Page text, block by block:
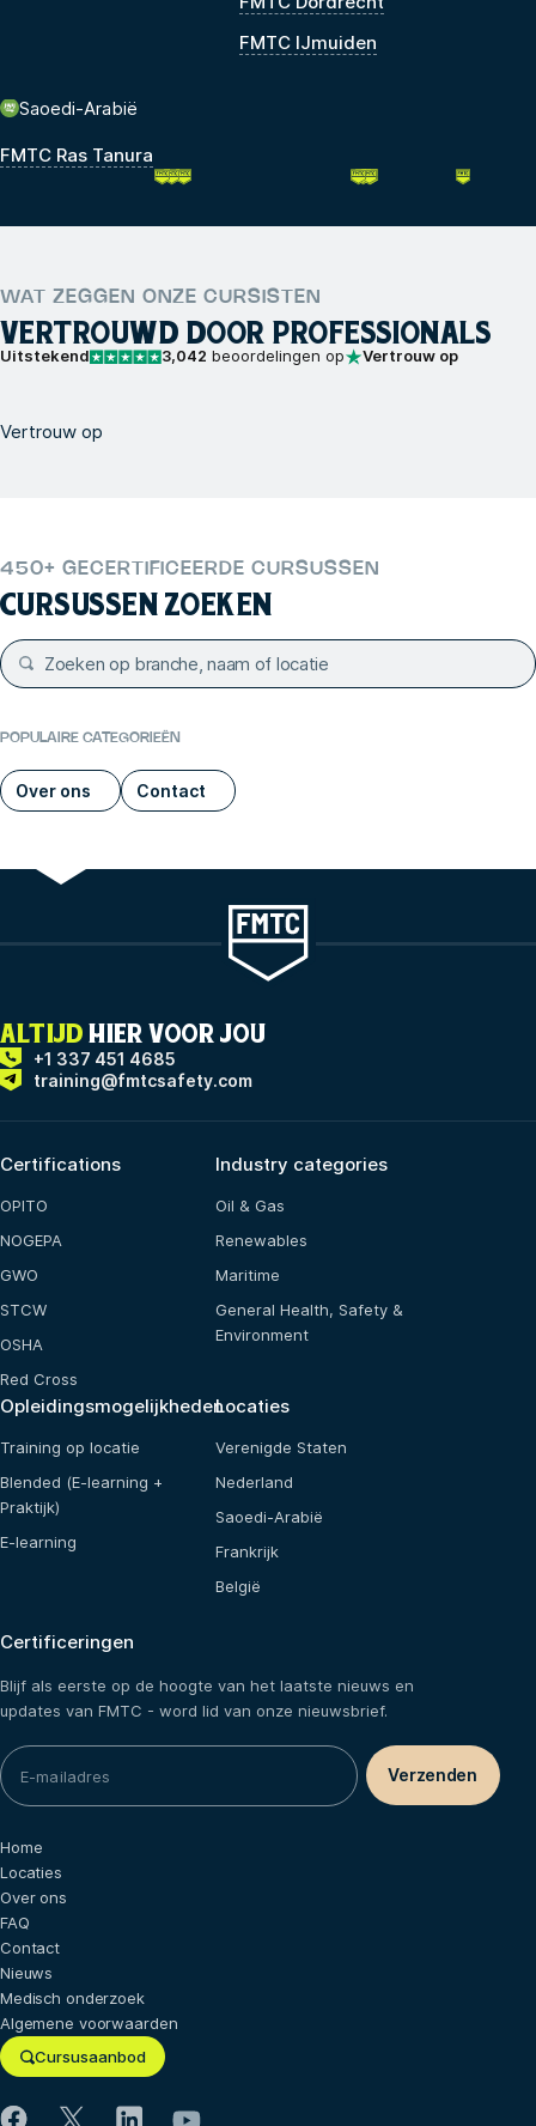
FMTC IJmuiden
Saoedi-Arabië
FMTC Ras Tanura
WAT ZEGGEN ONZE CURSISTEN
VERTROUWD DOOR PROFESSIONALS
Uitstekend 3,042 beoordelingen op Vertrouw op
Vertrouw op
450+ GECERTIFICEERDE CURSUSSEN
CURSUSSEN ZOEKEN
POPULAIRE CATEGORIEËN
Over ons Contact
ALTIJD HIER VOOR JOU
+1 337 451 4685
training@fmtcsafety.com
Certifications
OPITO
NOGEPA
GWO
STCW
OSHA
Red Cross
Industry categories
Oil & Gas
Renewables
Maritime
General Health, Safety &
Environment
Opleidingsmogelijkheden
Training op locatie
Blended (E-learning +
Praktijk)
E-learning
Locaties
Verenigde Staten
Nederland
Saoedi-Arabië
Frankrijk
België
Certificeringen
Blijf als eerste op de hoogte van het laatste nieuws en
updates van FMTC - word lid van onze nieuwsbrief.
Cursusaanbod
Home
Locaties
Over ons
FAQ
Contact
Nieuws
Medisch onderzoek
Algemene voorwaarden